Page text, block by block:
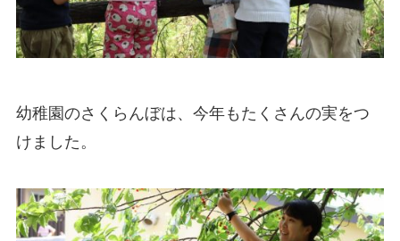
幼稚園のさくらんぼは、今年もたくさんの実をつ
けました。